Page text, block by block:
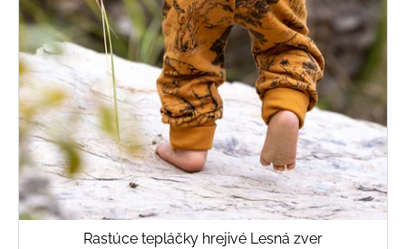
o
d
u
k
t
o
v
Rastúce tepláčky hrejivé Lesná zver